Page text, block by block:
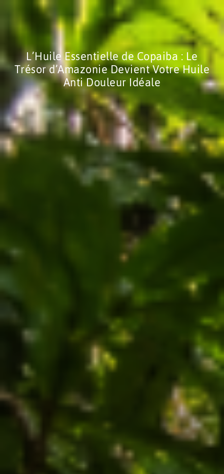
L’Huile Essentielle de Copaiba : Le
Trésor d’Amazonie Devient Votre Huile
Anti Douleur Idéale